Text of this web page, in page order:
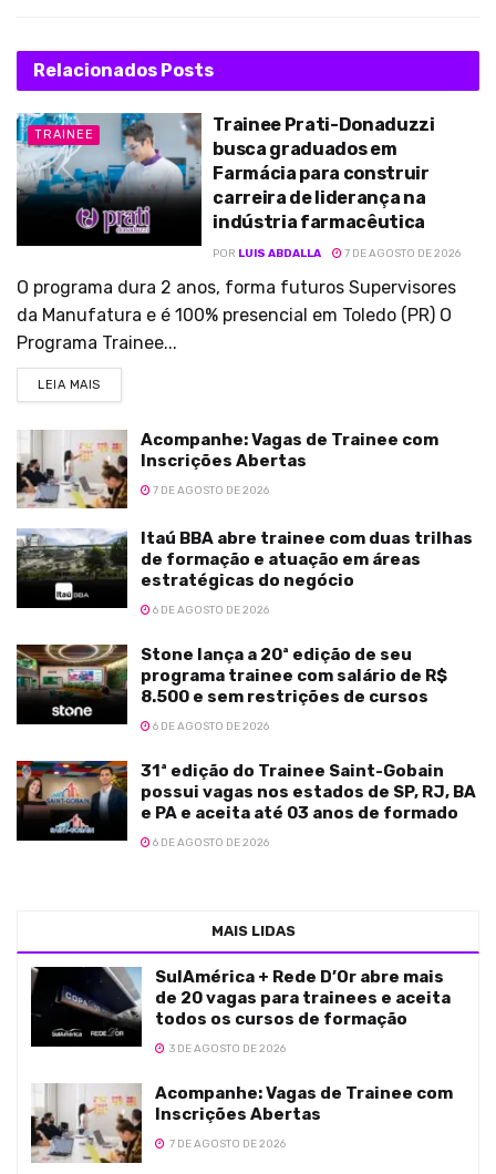
Relacionados Posts
TRAINEE
Trainee Prati-Donaduzzi
busca graduados em
Farmácia para construir
carreira de liderança na
indústria farmacêutica
POR LUIS ABDALLA 7 DE AGOSTO DE 2026
O programa dura 2 anos, forma futuros Supervisores
da Manufatura e é 100% presencial em Toledo (PR) O
Programa Trainee...
LEIA MAIS
Acompanhe: Vagas de Trainee com
Inscrições Abertas
7 DE AGOSTO DE 2026
Itaú BBA abre trainee com duas trilhas
de formação e atuação em áreas
estratégicas do negócio
6 DE AGOSTO DE 2026
Stone lança a 20ª edição de seu
programa trainee com salário de R$
8.500 e sem restrições de cursos
6 DE AGOSTO DE 2026
31ª edição do Trainee Saint-Gobain
possui vagas nos estados de SP, RJ, BA
e PA e aceita até 03 anos de formado
6 DE AGOSTO DE 2026
MAIS LIDAS
SulAmérica + Rede D’Or abre mais
de 20 vagas para trainees e aceita
todos os cursos de formação
3 DE AGOSTO DE 2026
Acompanhe: Vagas de Trainee com
Inscrições Abertas
7 DE AGOSTO DE 2026